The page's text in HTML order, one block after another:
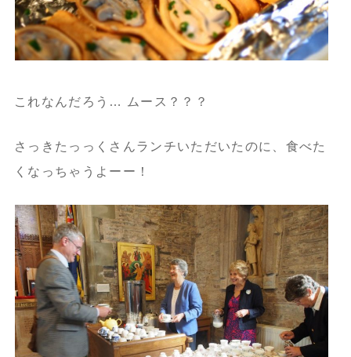
これなんだろう… ムース？？？
さっきたっっくさんランチいただいたのに、食べた
くなっちゃうよーー！